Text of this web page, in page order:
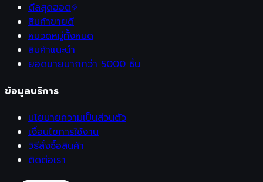
ดีลสุดฮอต
สินค้าขายดี
หมวดหมู่ทั้งหมด
สินค้าแนะนำ
ยอดขายมากกว่า 5000 ชิ้น
ข้อมูลบริการ
นโยบายความเป็นส่วนตัว
เงื่อนไขการใช้งาน
วิธีสั่งซื้อสินค้า
ติดต่อเรา